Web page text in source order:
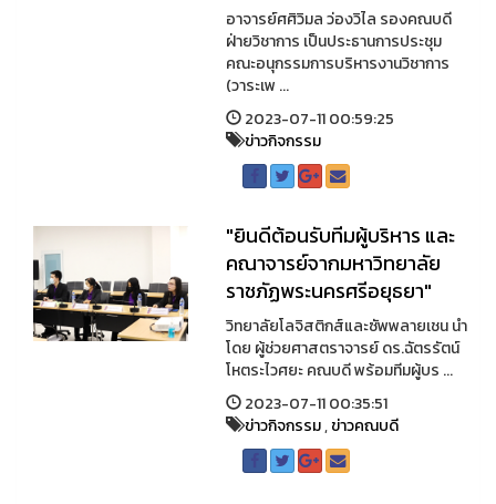
อาจารย์ศศิวิมล ว่องวิไล รองคณบดี
ฝ่ายวิชาการ เป็นประธานการประชุม
คณะอนุกรรมการบริหารงานวิชาการ
(วาระเพ ...
2023-07-11 00:59:25
ข่าวกิจกรรม
"ยินดีต้อนรับทีมผู้บริหาร และ
คณาจารย์จากมหาวิทยาลัย
ราชภัฏพระนครศรีอยุธยา"
วิทยาลัยโลจิสติกส์และซัพพลายเชน นำ
โดย ผู้ช่วยศาสตราจารย์ ดร.ฉัตรรัตน์
โหตระไวศยะ คณบดี พร้อมทีมผู้บร ...
2023-07-11 00:35:51
ข่าวกิจกรรม,ข่าวคณบดี